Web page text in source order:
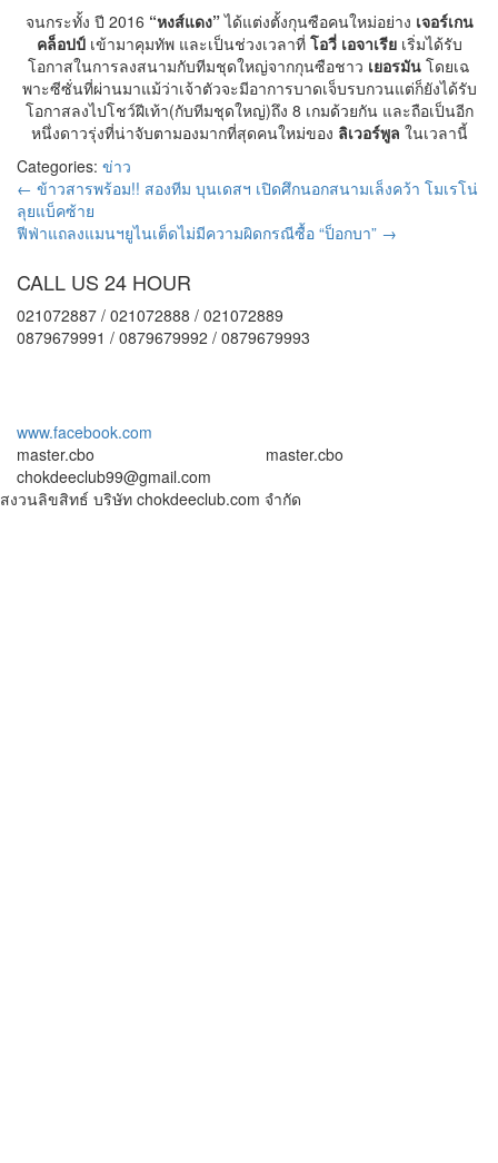
จนกระทั้ง ปี 2016 “หงส์แดง”ได้แต่งตั้งกุนซือคนใหม่อย่าง เจอร์เกน
คล็อปป์เข้ามาคุมทัพ และเป็นช่วงเวลาที่ โอวี่ เอจาเรียเริ่มได้รับ
โอกาสในการลงสนามกับทีมชุดใหญ่จากกุนซือชาว เยอรมัน โดยเฉ
พาะซีซั่นที่ผ่านมาแม้ว่าเจ้าตัวจะมีอาการบาดเจ็บรบกวนแต่ก็ยังได้รับ
โอกาสลงไปโชว์ฝีเท้า(กับทีมชุดใหญ่)ถึง 8 เกมด้วยกัน และถือเป็นอีก
หนึ่งดาวรุ่งที่น่าจับตามองมากที่สุดคนใหม่ของ ลิเวอร์พูล ในเวลานี้
Categories: ข่าว
← ข้าวสารพร้อม!! สองทีม บุนเดสฯ เปิดศึกนอกสนามเล็งคว้า โมเรโน่
ลุยแบ็คซ้าย
ฟีฟ่าแถลงแมนฯยูไนเต็ดไม่มีความผิดกรณีซื้อ “ป็อกบา” →
CALL US 24 HOUR
021072887 / 021072888 / 021072889
0879679991 / 0879679992 / 0879679993
www.facebook.com
master.cbo
chokdeeclub99@gmail.com
master.cbo
สงวนลิขสิทธ์ บริษัท chokdeeclub.com จำกัด